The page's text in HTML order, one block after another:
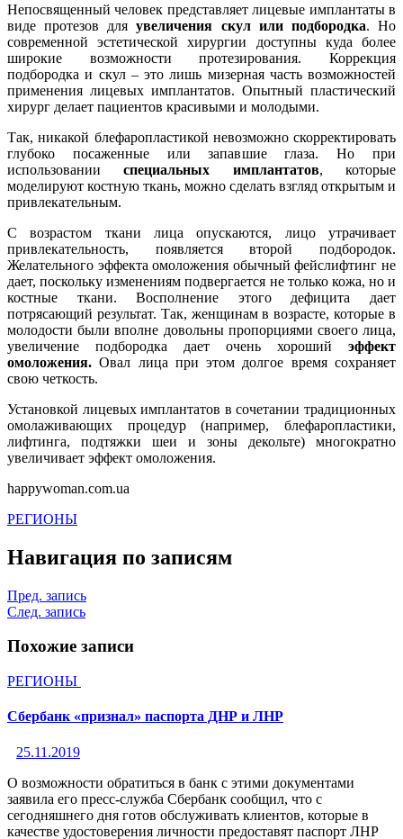
Непосвященный человек представляет лицевые имплантаты в
виде протезов дляувеличения скул или подбородка. Но
современной эстетической хирургии доступны куда более
широкие возможности протезирования. Коррекция
подбородка и скул – это лишь мизерная часть возможностей
применения лицевых имплантатов. Опытный пластический
хирург делает пациентов красивыми и молодыми.
Так, никакой блефаропластикой невозможно скорректировать
глубоко посаженные или запавшие глаза. Но при
использованииспециальных имплантатов, которые
моделируют костную ткань, можно сделать взгляд открытым и
привлекательным.
С возрастом ткани лица опускаются, лицо утрачивает
привлекательность, появляется второй подбородок.
Желательного эффекта омоложения обычный фейслифтинг не
дает, поскольку изменениям подвергается не только кожа, но и
костные ткани. Восполнение этого дефицита дает
потрясающий результат. Так, женщинам в возрасте, которые в
молодости были вполне довольны пропорциями своего лица,
увеличение подбородка дает очень хороший эффект
омоложения. Овал лица при этом долгое время сохраняет
свою четкость.
Установкой лицевых имплантатов в сочетании традиционных
омолаживающих процедур (например, блефаропластики,
лифтинга, подтяжки шеи и зоны декольте) многократно
увеличивает эффект омоложения.
happywoman.com.ua
РЕГИОНЫ
Навигация по записям
Пред. запись
След. запись
Похожие записи
РЕГИОНЫ
Сбербанк «признал» паспорта ДНР и ЛНР
25.11.2019
О возможности обратиться в банк с этими документами
заявила его пресс-служба Сбербанк сообщил, что с
сегодняшнего дня готов обслуживать клиентов, которые в
качестве удостоверения личности предоставят паспорт ЛНР